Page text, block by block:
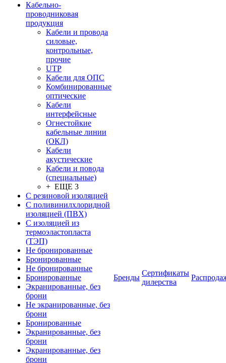
Кабельно-
проводниковая
продукция
Кабели и провода
силовые,
контрольные,
прочие
UTP
Кабели для ОПС
Комбинированные
оптические
Кабели
интерфейсные
Огнестойкие
кабельные линии
(ОКЛ)
Кабели
акустические
Кабели и повода
(специальные)
+ ЕЩЕ 3
С резиновой изоляцией
С поливинилхлоридной
изоляцией (ПВХ)
С изоляцией из
термоэластопласта
(ТЭП)
Не бронированные
Бронированные
Не бронированные
Бронированные
Экранированные, без
брони
Не экранированные, без
брони
Бронированные
Экранированные, без
брони
Экранированные, без
брони
Бренды
Сертификаты
дилерства